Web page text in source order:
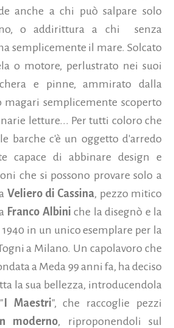
anche a chi può salpare solo
o addirittura a chi senza
semplicemente il mare. Solcato
o motore, perlustrato nei suoi
e pinne, ammirato dalla
magari semplicemente scoperto
letture... Per tutti coloro che
barche c'è un oggetto d'arredo
capace di abbinare design e
che si possono provare solo a
Veliero di Cassina, pezzo mitico
Franco Albini che la disegnò e la
in un unico esemplare per la
a Milano. Un capolavoro che
a Meda 99 anni fa, ha deciso
la sua bellezza, introducendola
I Maestri", che raccoglie pezzi
moderno, riproponendoli sul